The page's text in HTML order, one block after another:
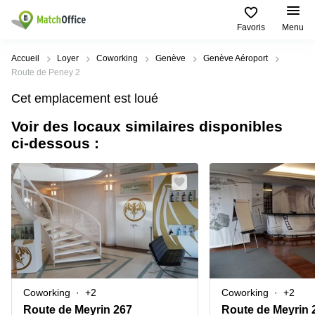
Favoris Menu
Rechercher / publier
Pages
de
Bureau
Centre
d'affaires
Coworking
Salle
de
réunion
Bureau
virtuel
Villes
Populaires
Location
bureau
Bureau
à louer
Genève
Bureau à
louer
Lausanne
Coworking
Zurich
Recherches
populaires
Voie du
Chariot 3
Place de
la Gare
12
Lausanne
Rue du
Pré-de-
la-
1
Genève
Aide
Qui sommes-nous?
Publier un local
Prix
Connexion
Choisissez une langue
Switzerland
Accueil Loyer Coworking Genève
Genève Aéroport
Route de Peney 2
Cet emplacement est loué
Voir des locaux similaires disponibles
ci-dessous :
Coworking +2
Route de Meyrin 267
Coworking +2
Route de Meyrin